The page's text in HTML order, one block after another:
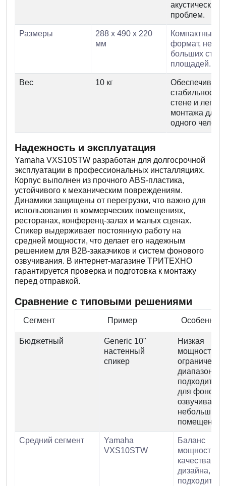
акустических
проблем.
Размеры
288 x 490 x 220
мм
Компактный
формат, не
больших
площадей.
Вес 10 кг
Обеспечивает
стабильность
стене и
монтажа для
одного
Надежность и эксплуатация
Yamaha VXS10STW разработан для долгосрочной
эксплуатации в профессиональных инсталляциях.
Корпус выполнен из прочного ABS-пластика,
устойчивого к механическим повреждениям.
Динамики защищены от перегрузки, что важно для
использования в коммерческих помещениях,
ресторанах, конференц-залах и малых сценах.
Спикер выдерживает постоянную работу на
средней мощности, что делает его надежным
решением для B2B-заказчиков и систем фонового
озвучивания. В интернет-магазине ТРИТЕХНО
гарантируется проверка и подготовка к монтажу
перед отправкой.
Сравнение с типовыми решениями
Сегмент Пример
Бюджетный
Generic 10"
настенный
спикер
Низкая
мощность,
диапазон,
подходит
для
озвучивания
небольших
помещений.
Средний сегмент
Yamaha
VXS10STW
Баланс
мощности,
качества и
дизайна,
подходит